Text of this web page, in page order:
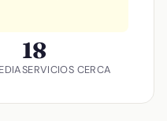
18
SERVICIOS CERCA